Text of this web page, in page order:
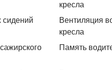
кресла
сидений
Вентиляция
кресла
Память